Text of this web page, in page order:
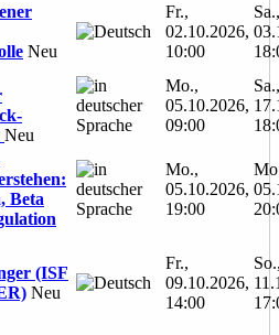
Neu
Fr.,
02.10.2026,
10:00
Sa.,
Neu
Mo.,
05.10.2026,
09:00
Sa.,
Beta
Mo.,
05.10.2026,
19:00
(ISF
Neu
Fr.,
09.10.2026,
14:00